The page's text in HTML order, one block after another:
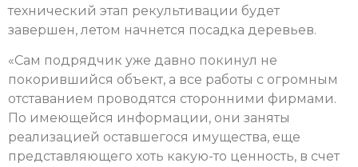
технический этап рекультивации будет
завершен, летом начнется посадка деревьев.
«Сам подрядчик уже давно покинул не
покорившийся объект, а все работы с огромным
отставанием проводятся сторонними фирмами.
По имеющейся информации, они заняты
реализацией оставшегося имущества, еще
представляющего хоть какую-то ценность, в счет